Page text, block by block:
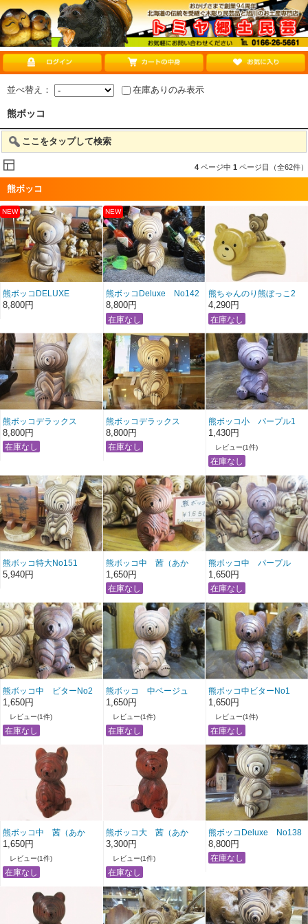
並べ替え： 在庫ありのみ表示
熊ボッコ
ここをタップして検索
4 ページ中 1 ページ目（全62件）
熊ボッコ
熊ボッコDELUXE
NO143
8,800円
熊ボッコDeluxe No142
8,800円
熊ちゃんのり熊ぼっこ2
4,290円
熊ボッコデラックス
NO140
8,800円
熊ボッコデラックス
NO139
8,800円
熊ボッコ小 パープル1
1,430円
レビュー(1件)
熊ボッコ特大No151
5,940円
熊ボッコ中 茜（あか
ね）No2
1,650円
熊ボッコ中 パープル
1,650円
熊ボッコ中 ビターNo2
1,650円
レビュー(1件)
熊ボッコ 中ベージュ
No1
1,650円
レビュー(1件)
熊ボッコ中ビターNo1
1,650円
レビュー(1件)
熊ボッコ中 茜（あか
ね）
1,650円
レビュー(1件)
熊ボッコ大 茜（あか
ね）No1
3,300円
レビュー(1件)
熊ボッコDeluxe No138
8,800円